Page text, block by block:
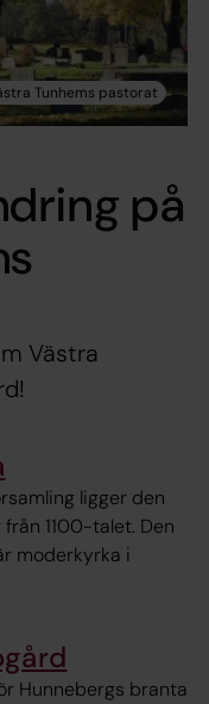
på
Västra
ligger den
1100-talet. Den
moderkyrka i
Hunnebergs branta